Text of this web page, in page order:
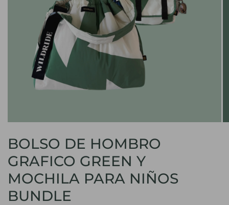
BOLSO DE HOMBRO
GRAFICO GREEN Y
MOCHILA PARA NIÑOS
BUNDLE